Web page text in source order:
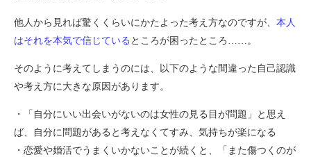
他人から見れば驚くくらいにかたよった考え方なのですが、 本人
はそれを本気で信じている ところが困ったところ……。
そのように考えてしまうのには、以下のような間違った自己認識
や考え方に大きな原因があります。
・「自分にいい出会いがないのは女性の見る目が問題」と思え
ば、自分に問題があると考えなくてすみ、気持ちが楽になる
・恋愛や婚活でうまくいかないことが続くと、「また傷つくのが